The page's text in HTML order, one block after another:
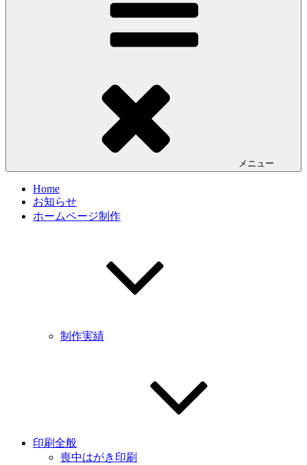
メニュー
Home
お知らせ
ホームページ制作
制作実績
印刷全般
喪中はがき印刷